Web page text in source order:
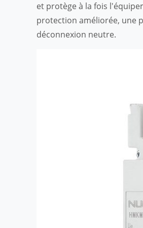
et protège à la fois
protection améliorée, une
déconnexion neutre.